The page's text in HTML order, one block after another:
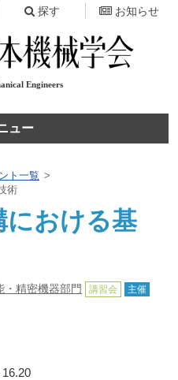
Engineers
ュー
探す お知らせ
ト一覧
術
における基
・精密機器部門 講習会 主催